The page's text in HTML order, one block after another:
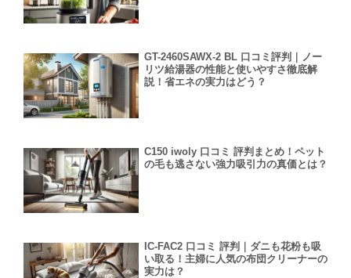
GT-2460SAWX-2 BL 口コミ評判｜ノー
リツ給湯器の性能と使いやすさ徹底解
説！省エネの実力はどう？
C150 iwoly 口コミ 評判まとめ！ペット
の毛も逃さない強力吸引力の真価とは？
IC-FAC2 口コミ 評判｜ダニも花粉も吸
い取る！主婦に人気の布団クリーナーの
実力は？